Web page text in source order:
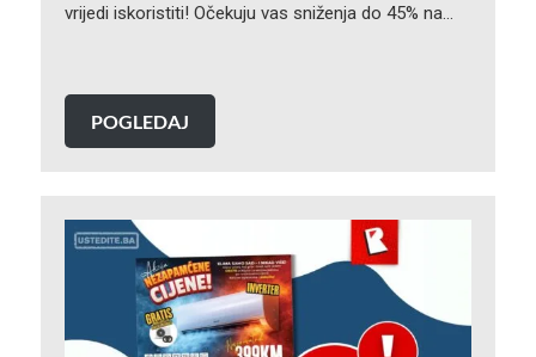
vrijedi iskoristiti! Očekuju vas sniženja do 45% na…
POGLEDAJ